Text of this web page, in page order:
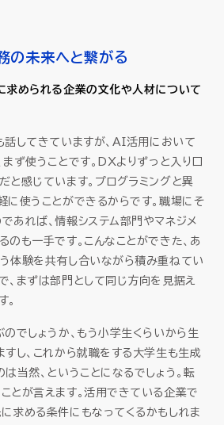
の未来へと繋がる
められる企業の文化や人材について
話してきていますが、AI活用において
まず使うことです。DXよりずっと入り口
と感じています。プログラミングと異
に使うことができるからです。職場にそ
あれば、情報システム部門やマネジメ
のも一手です。こんなことができた、あ
体験を共有し合いながら積み重ねてい
、まずは部門として同じ方向を見据え
。
でしょうか、もう小学生くらいから生
し、これから就職をする大学生も生成
当然、ということになるでしょう。転
とが言えます。活用できている企業で
求める条件にもなってくるかもしれま